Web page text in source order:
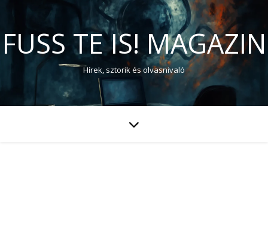
FUSS TE IS! MAGAZIN
Hírek, sztorik és olvasnivaló